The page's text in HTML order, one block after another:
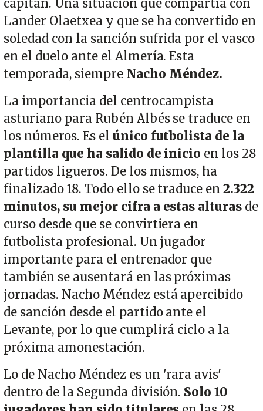
capitán. Una situación que compartía con
Lander Olaetxea y que se ha convertido en
soledad con la sanción sufrida por el vasco
en el duelo ante el Almería. Esta
temporada, siempre Nacho Méndez.
La importancia del centrocampista
asturiano para Rubén Albés se traduce en
los números. Es el único futbolista de la
plantilla que ha salido de inicio en los 28
partidos ligueros. De los mismos, ha
finalizado 18. Todo ello se traduce en 2.322
minutos, su mejor cifra a estas alturas de
curso desde que se convirtiera en
futbolista profesional. Un jugador
importante para el entrenador que
también se ausentará en las próximas
jornadas. Nacho Méndez está apercibido
de sanción desde el partido ante el
Levante, por lo que cumplirá ciclo a la
próxima amonestación.
Lo de Nacho Méndez es un 'rara avis'
dentro de la Segunda división. Solo 10